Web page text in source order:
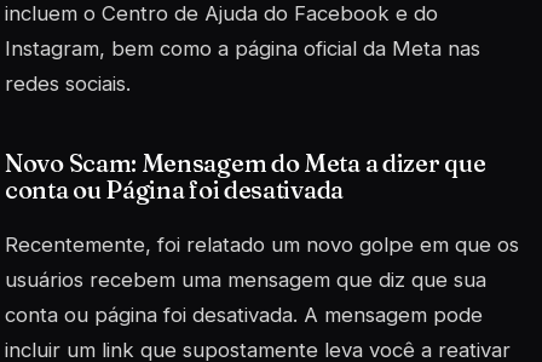
incluem o Centro de Ajuda do Facebook e do
Instagram, bem como a página oficial da Meta nas
redes sociais.
Novo Scam: Mensagem do Meta a dizer que
conta ou Página foi desativada
Recentemente, foi relatado um novo golpe em que os
usuários recebem uma mensagem que diz que sua
conta ou página foi desativada. A mensagem pode
incluir um link que supostamente leva você a reativar